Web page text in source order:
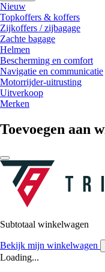
Nieuw
Topkoffers & koffers
Zijkoffers / zijbagage
Zachte bagage
Helmen
Bescherming en comfort
Navigatie en communicatie
Motorrijder-uitrusting
Uitverkoop
Merken
Toevoegen aan
Subtotaal winkelwagen
Bekijk mijn winkelwagen
Loading...